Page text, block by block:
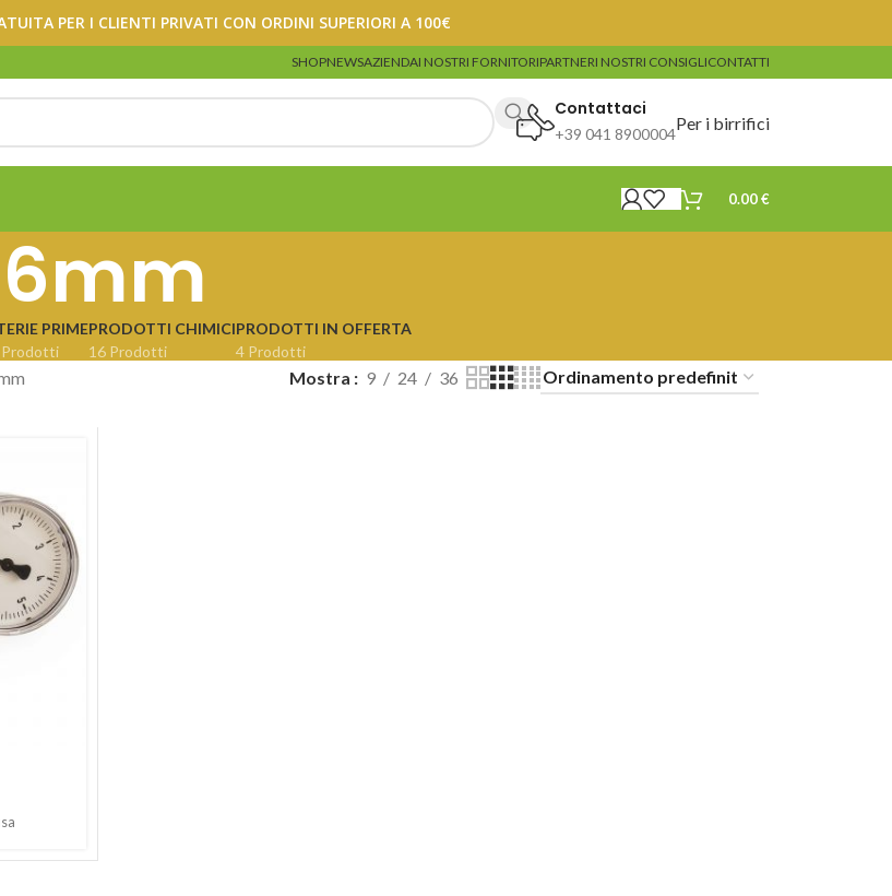
PER I CLIENTI PRIVATI CON ORDINI SUPERIORI A 100€
SHOPNEWSAZIENDAI NOSTRI FORNITORIPARTNERI NOSTRI CONSIGLICONTATTI
Contattaci
+39 041 8900004
Per i birrifici
0.00€
PRIMEPRODOTTI CHIMICI
16 Prodotti
PRODOTTI IN OFFERTA
4 Prodotti
Mostra 9 24 36